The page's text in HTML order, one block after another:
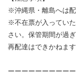
※沖縄県・離島へは配
※不在票が入ってい
さい。保管期間が過
再配達はできかねます
ーーーーーーーーー